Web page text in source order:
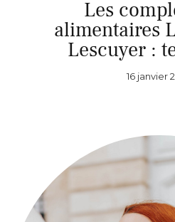
Les
alimentaires
Lescuyer :
16 janvier